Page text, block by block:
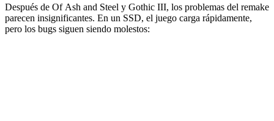
Después de Of Ash and Steel y Gothic III, los problemas del remake
parecen insignificantes. En un SSD, el juego carga rápidamente,
pero los bugs siguen siendo molestos: